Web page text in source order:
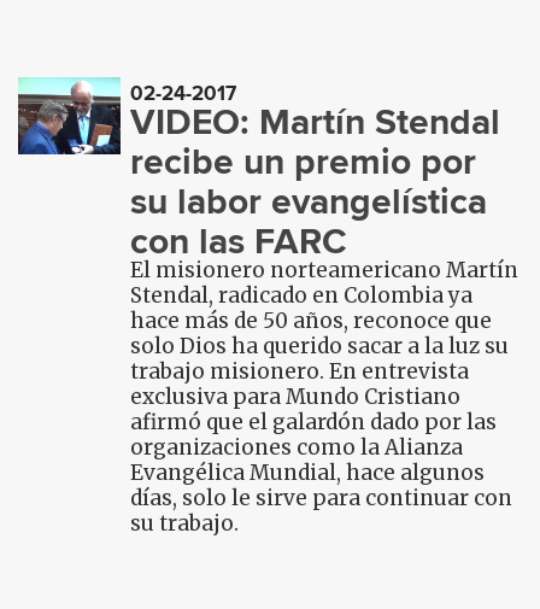
02-24-2017
VIDEO: Martín Stendal
recibe un premio por
su labor evangelística
con las FARC
El misionero norteamericano Martín
Stendal, radicado en Colombia ya
hace más de 50 años, reconoce que
solo Dios ha querido sacar a la luz su
trabajo misionero. En entrevista
exclusiva para Mundo Cristiano
afirmó que el galardón dado por las
organizaciones como la Alianza
Evangélica Mundial, hace algunos
días, solo le sirve para continuar con
su trabajo.